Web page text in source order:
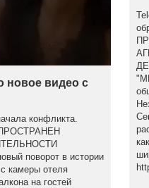
новое видео с
конфликта.
поворот в истории
камеры отеля
на гостей